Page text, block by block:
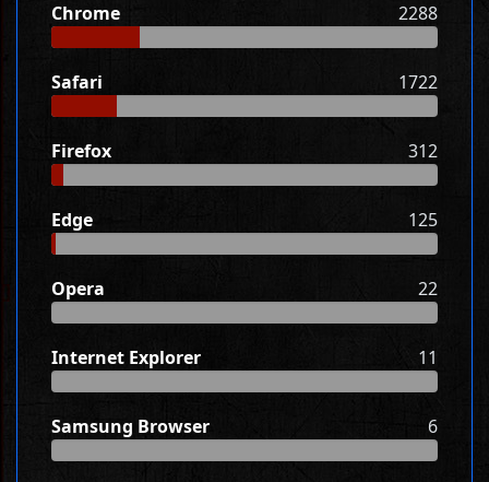
Chrome
2288
Safari 1722
Firefox 312
Edge 125
Opera 22
Internet Explorer 11
Samsung Browser 6